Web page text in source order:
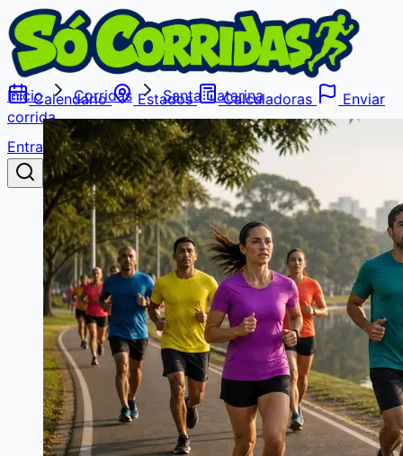
Calendário Estados Calculadoras
Enviar
corrida
Entrar
Buscar
Início Corridas Santa Catarina